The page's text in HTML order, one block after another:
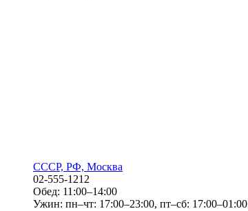
СССР, РФ, Москва
02-555-1212
Обед: 11:00–14:00
Ужин: пн–чт: 17:00–23:00, пт–сб: 17:00–01:00